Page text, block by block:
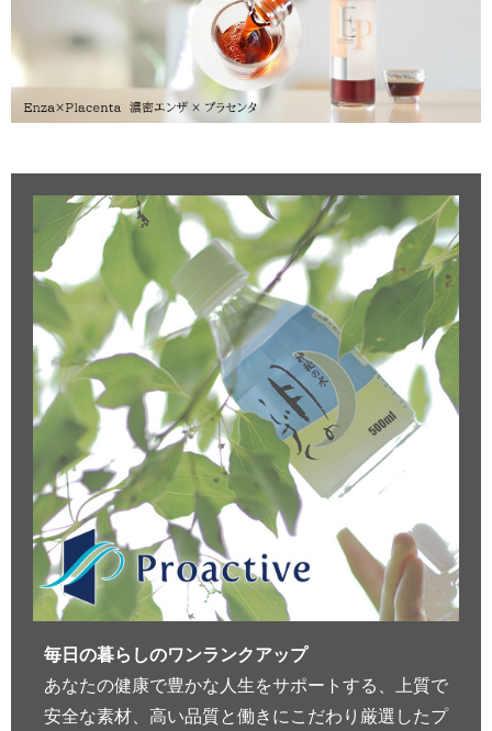
毎日の暮らしのワンランクアップ
あなたの健康で豊かな人生をサポートする、上質で
安全な素材、高い品質と働きにこだわり厳選したプ